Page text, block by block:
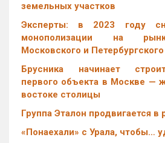
земельных участков
Эксперты: в 2023 году
монополизации на
Московского и
Брусника начинает
первого объекта в Москве —
востоке столицы
Группа Эталон продвигается в
«Понаехали» с Урала, чтобы…